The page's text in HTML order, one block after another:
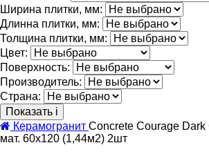
Ширина плитки, мм:
Длинна плитки, мм:
Толщина плитки, мм:
Цвет:
Поверхность:
Производитель:
Страна:
Показать i
Керамогранит Concrete Courage
мат. 60x120 (1,44м2) 2шт